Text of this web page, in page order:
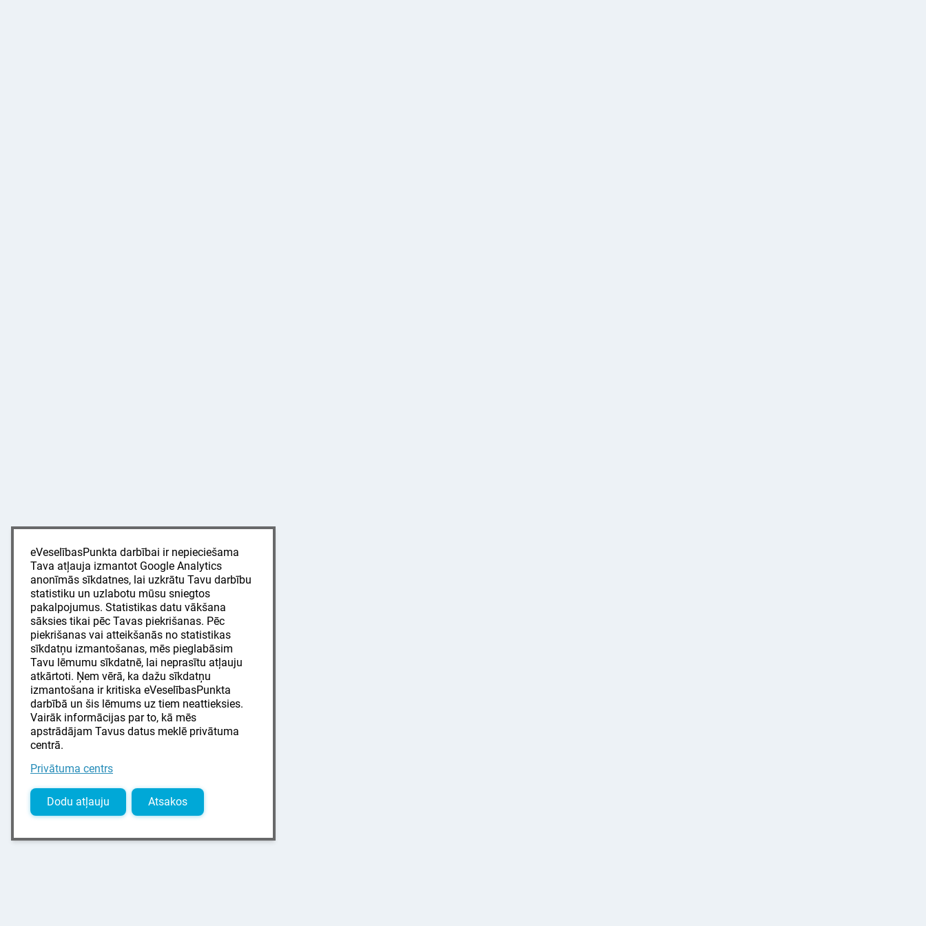
eVeselībasPunkta darbībai ir nepieciešama
Tava atļauja izmantot Google Analytics
anonīmās sīkdatnes, lai uzkrātu Tavu darbību
statistiku un uzlabotu mūsu sniegtos
pakalpojumus. Statistikas datu vākšana
sāksies tikai pēc Tavas piekrišanas. Pēc
piekrišanas vai atteikšanās no statistikas
sīkdatņu izmantošanas, mēs pieglabāsim
Tavu lēmumu sīkdatnē, lai neprasītu atļauju
atkārtoti. Ņem vērā, ka dažu sīkdatņu
izmantošana ir kritiska eVeselībasPunkta
darbībā un šis lēmums uz tiem neattieksies.
Vairāk informācijas par to, kā mēs
apstrādājam Tavus datus meklē privātuma
centrā.
Privātuma centrs
Dodu atļauju Atsakos